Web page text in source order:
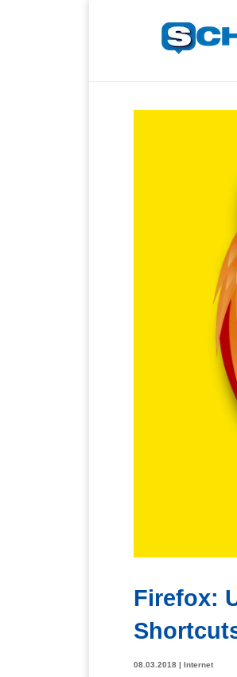
Firefox:
08.03.2018 | Internet